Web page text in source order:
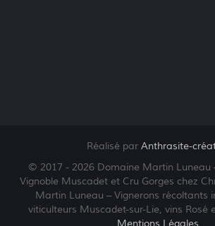
Réalisé par Anthrasite-
© 2017 - 2026 Domaine Martin Luneau
Vignoble Muscadet et Cru Gorges chez
Martin Luneau – Vignerons récoltants
viticulteurs Muscadet-sur-Lie, vins Rosé